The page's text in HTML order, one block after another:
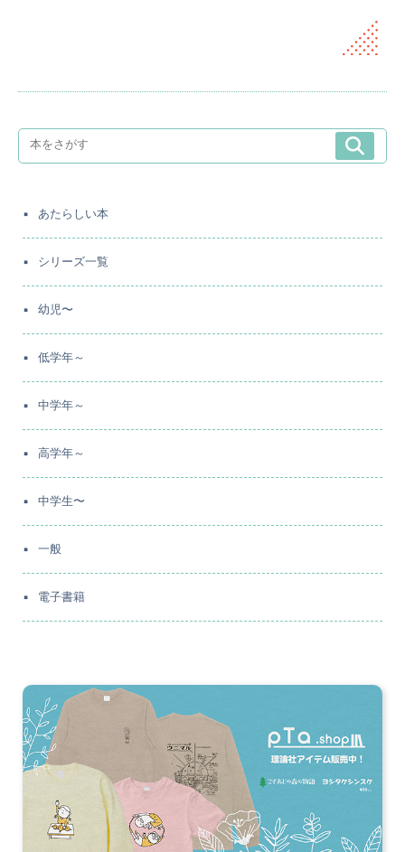
あたらしい本
シリーズ一覧
幼児〜
低学年～
中学年～
高学年～
中学生〜
一般
電子書籍